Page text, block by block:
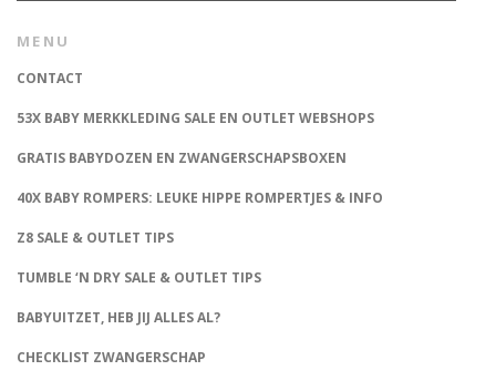
MENU
CONTACT
53X BABY MERKKLEDING SALE EN OUTLET WEBSHOPS
GRATIS BABYDOZEN EN ZWANGERSCHAPSBOXEN
40X BABY ROMPERS: LEUKE HIPPE ROMPERTJES & INFO
Z8 SALE & OUTLET TIPS
TUMBLE ‘N DRY SALE & OUTLET TIPS
BABYUITZET, HEB JIJ ALLES AL?
CHECKLIST ZWANGERSCHAP